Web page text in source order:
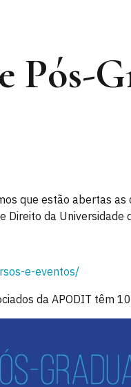
Pós-
que estão abertas as
Direito da Universidade
e-eventos/
da APODIT têm